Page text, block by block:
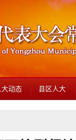
大动态 县区人大